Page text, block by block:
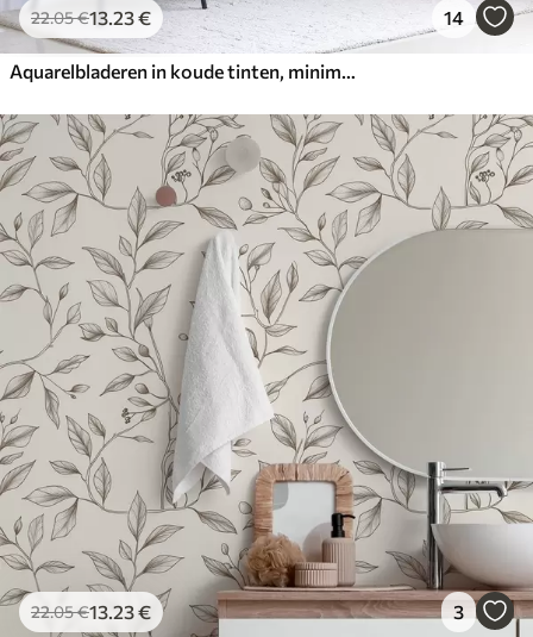
22.05€13.23€ 14
Aquarelbladeren in koude tinten, minimalistisch ontwerp
22.05€13.23€ 3